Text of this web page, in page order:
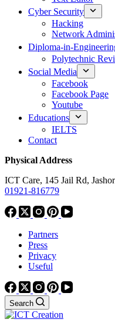
Cyber Security
Hacking
Network
Diploma-in-
Polytechnic
Social Media
Facebook
Facebook Page
Youtube
Educations
IELTS
Contact
Physical Address
ICT Care, 145 Jail Rd,
01921-816779
Partners
Press
Privacy
Useful
Search